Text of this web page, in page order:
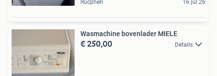
Rucphen 16 jul 26
Wasmachine bovenlader MIELE
€ 250,00 Details